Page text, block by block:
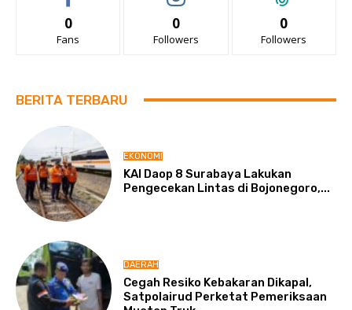
0
Fans
0
Followers
0
Followers
BERITA TERBARU
EKONOMI
KAI Daop 8 Surabaya Lakukan
Pengecekan Lintas di Bojonegoro,...
DAERAH
Cegah Resiko Kebakaran Dikapal,
Satpolairud Perketat Pemeriksaan